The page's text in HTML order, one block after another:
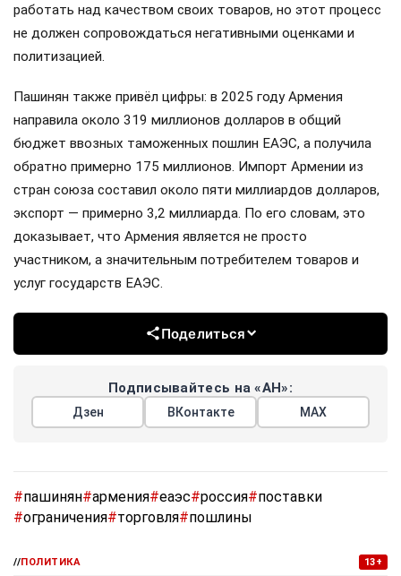
работать над качеством своих товаров, но этот процесс
не должен сопровождаться негативными оценками и
политизацией.
Пашинян также привёл цифры: в 2025 году Армения
направила около 319 миллионов долларов в общий
бюджет ввозных таможенных пошлин ЕАЭС, а получила
обратно примерно 175 миллионов. Импорт Армении из
стран союза составил около пяти миллиардов долларов,
экспорт — примерно 3,2 миллиарда. По его словам, это
доказывает, что Армения является не просто
участником, а значительным потребителем товаров и
услуг государств ЕАЭС.
Поделиться
Подписывайтесь на «АН»:
Дзен ВКонтакте МАХ
#пашинян#армения#еаэс#россия#поставки
#ограничения#торговля#пошлины
//ПОЛИТИКА 13+